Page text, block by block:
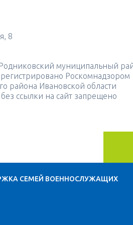
8
муниципальный
Роскомнадзором
района Ивановской области
ссылки на сайт запрещено
СЕМЕЙ ВОЕННОСЛУЖАЩИХ